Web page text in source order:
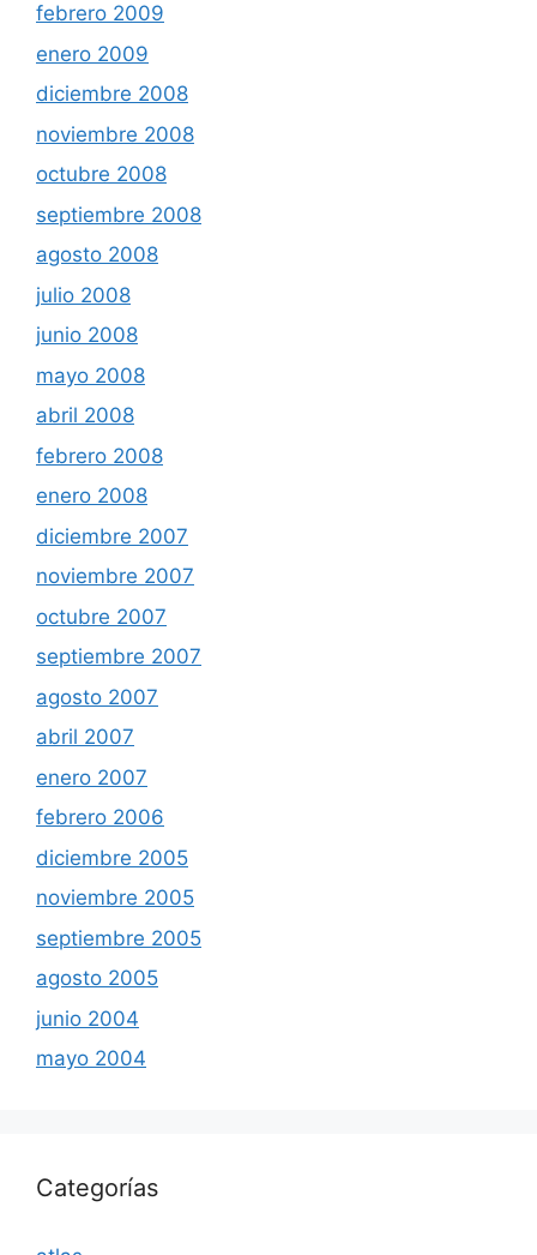
febrero 2009
enero 2009
diciembre 2008
noviembre 2008
octubre 2008
septiembre 2008
agosto 2008
julio 2008
junio 2008
mayo 2008
abril 2008
febrero 2008
enero 2008
diciembre 2007
noviembre 2007
octubre 2007
septiembre 2007
agosto 2007
abril 2007
enero 2007
febrero 2006
diciembre 2005
noviembre 2005
septiembre 2005
agosto 2005
junio 2004
mayo 2004
Categorías